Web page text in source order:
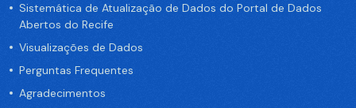
Sistemática de Atualização de Dados do Portal de Dados
Abertos do Recife
Visualizações de Dados
Perguntas Frequentes
Agradecimentos